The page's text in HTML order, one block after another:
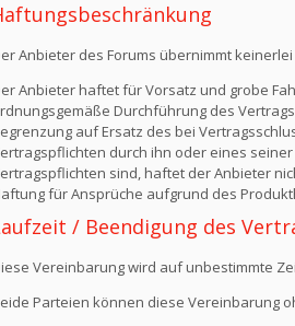
Anbieter des Forums übernimmt
Anbieter haftet für Vorsatz und grobe
Durchführung des
auf Ersatz des bei
durch ihn oder eines
sind, haftet der Anbieter
für Ansprüche aufgrund des
/ Beendigung des
Vereinbarung wird auf unbestimmte
Parteien können diese Vereinbarung